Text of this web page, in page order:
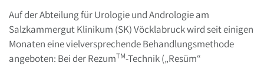
Auf der Abteilung für Urologie und Andrologie am
Salzkammergut Klinikum (SK) Vöcklabruck wird seit einigen
Monaten eine vielversprechende Behandlungsmethode
angeboten: Bei der RezumTM-Technik („Resüm“